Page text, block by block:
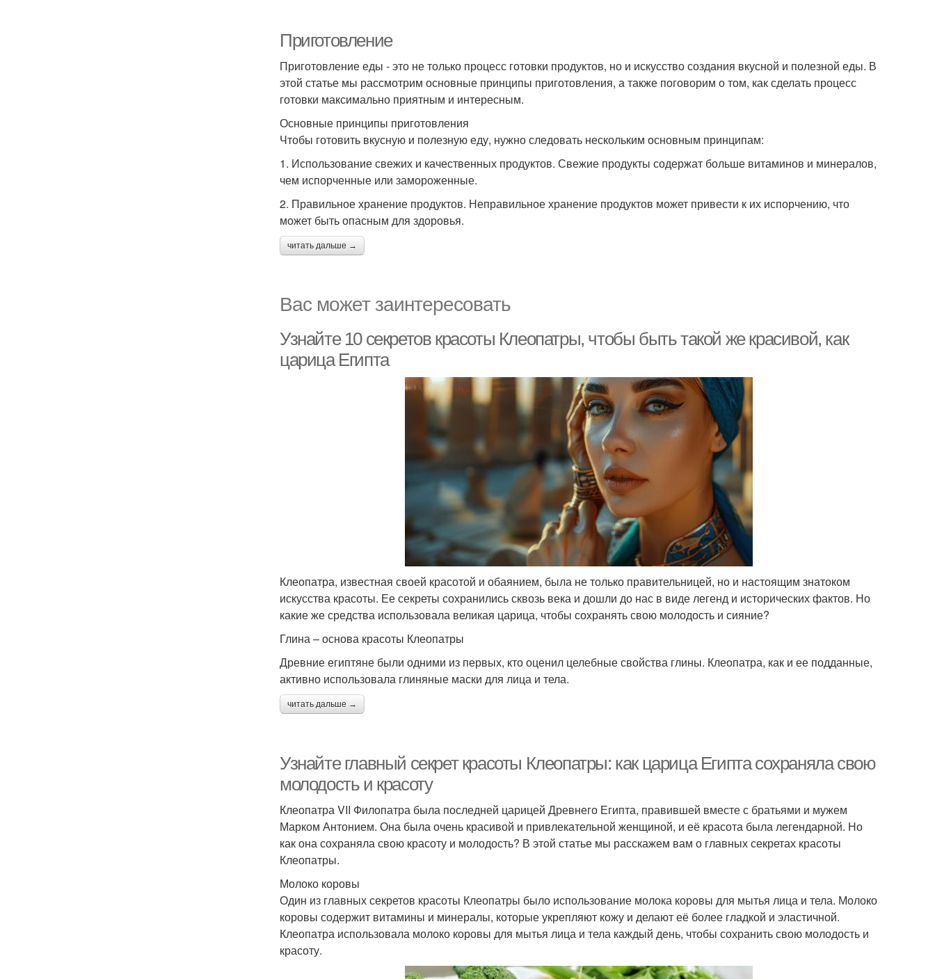
Приготовление
Приготовление еды - это не только процесс готовки продуктов, но и искусство создания вкусной и полезной еды. В
этой статье мы рассмотрим основные принципы приготовления, а также поговорим о том, как сделать процесс
готовки максимально приятным и интересным.
Основные принципы приготовления
Чтобы готовить вкусную и полезную еду, нужно следовать нескольким основным принципам:
1. Использование свежих и качественных продуктов. Свежие продукты содержат больше витаминов и минералов,
чем испорченные или замороженные.
2. Правильное хранение продуктов. Неправильное хранение продуктов может привести к их испорчению, что
может быть опасным для здоровья.
читать дальше →
Вас может заинтересовать
Узнайте 10 секретов красоты Клеопатры, чтобы быть такой же красивой, как
царица Египта
Клеопатра, известная своей красотой и обаянием, была не только правительницей, но и настоящим знатоком
искусства красоты. Ее секреты сохранились сквозь века и дошли до нас в виде легенд и исторических фактов. Но
какие же средства использовала великая царица, чтобы сохранять свою молодость и сияние?
Глина – основа красоты Клеопатры
Древние египтяне были одними из первых, кто оценил целебные свойства глины. Клеопатра, как и ее подданные,
активно использовала глиняные маски для лица и тела.
читать дальше →
Узнайте главный секрет красоты Клеопатры: как царица Египта сохраняла свою
молодость и красоту
Клеопатра VII Филопатра была последней царицей Древнего Египта, правившей вместе с братьями и мужем
Марком Антонием. Она была очень красивой и привлекательной женщиной, и её красота была легендарной. Но
как она сохраняла свою красоту и молодость? В этой статье мы расскажем вам о главных секретах красоты
Клеопатры.
Молоко коровы
Один из главных секретов красоты Клеопатры было использование молока коровы для мытья лица и тела. Молоко
коровы содержит витамины и минералы, которые укрепляют кожу и делают её более гладкой и эластичной.
Клеопатра использовала молоко коровы для мытья лица и тела каждый день, чтобы сохранить свою молодость и
красоту.